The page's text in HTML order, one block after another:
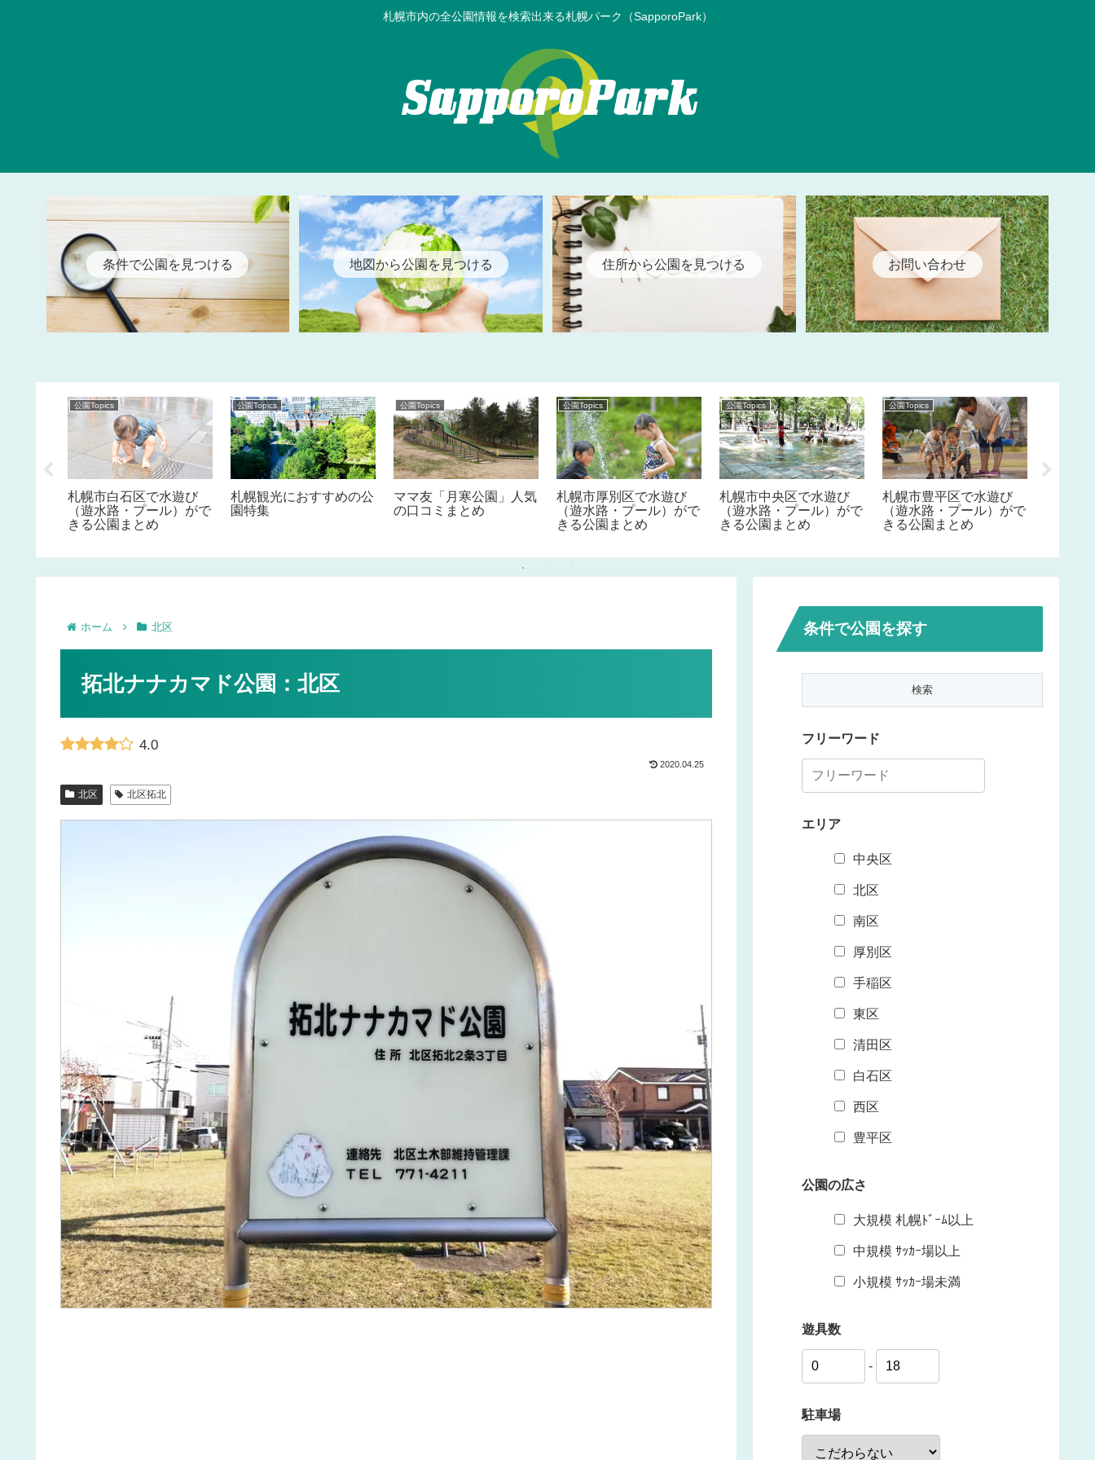
札幌市内の全公園情報を検索出来る札幌パーク（SapporoPark）
条件で公園を見つける 地図から公園を見つける 住所から公園を見つける お問い合わせ
公園Topics
札幌市白石区で水遊び
（遊水路・プール）がで
きる公園まとめ
公園Topics
札幌観光におすすめの公
園特集
公園Topics
ママ友「月寒公園」人気
の口コミまとめ
公園Topics
札幌市厚別区で水遊び
（遊水路・プール）がで
きる公園まとめ
公園Topics
札幌市中央区で水遊び
（遊水路・プール）がで
きる公園まとめ
公園Topics
札幌市豊平区で水遊び
（遊水路・プール）がで
きる公園まとめ
ホーム 北区
拓北ナナカマド公園：北区
4.0
2020.04.25
北区 北区拓北
条件で公園を探す
フリーワード
エリア
中央区
北区
南区
厚別区
手稲区
東区
清田区
白石区
西区
豊平区
公園の広さ
大規模 札幌ﾄﾞｰﾑ以上
中規模 ｻｯｶｰ場以上
小規模 ｻｯｶｰ場未満
遊具数
-
駐車場